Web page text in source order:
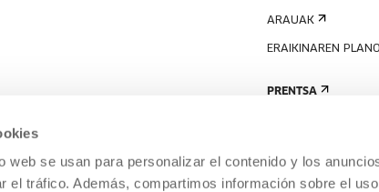
web se usan para personalizar el contenido y los
el tráfico. Además, compartimos información sobre el
ARAUAK
ERAIKINAREN
PRENTSA